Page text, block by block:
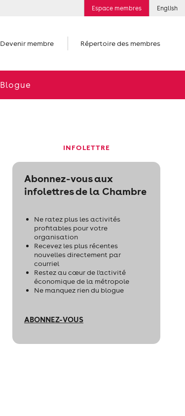
Espace membres English
Devenir membre Répertoire des membres
Blogue
INFOLETTRE
Abonnez-vous aux
infolettres de la Chambre
Ne ratez plus les activités
profitables pour votre
organisation
Recevez les plus récentes
nouvelles directement par
courriel
Restez au cœur de l'activité
économique de la métropole
Ne manquez rien du blogue
ABONNEZ-VOUS